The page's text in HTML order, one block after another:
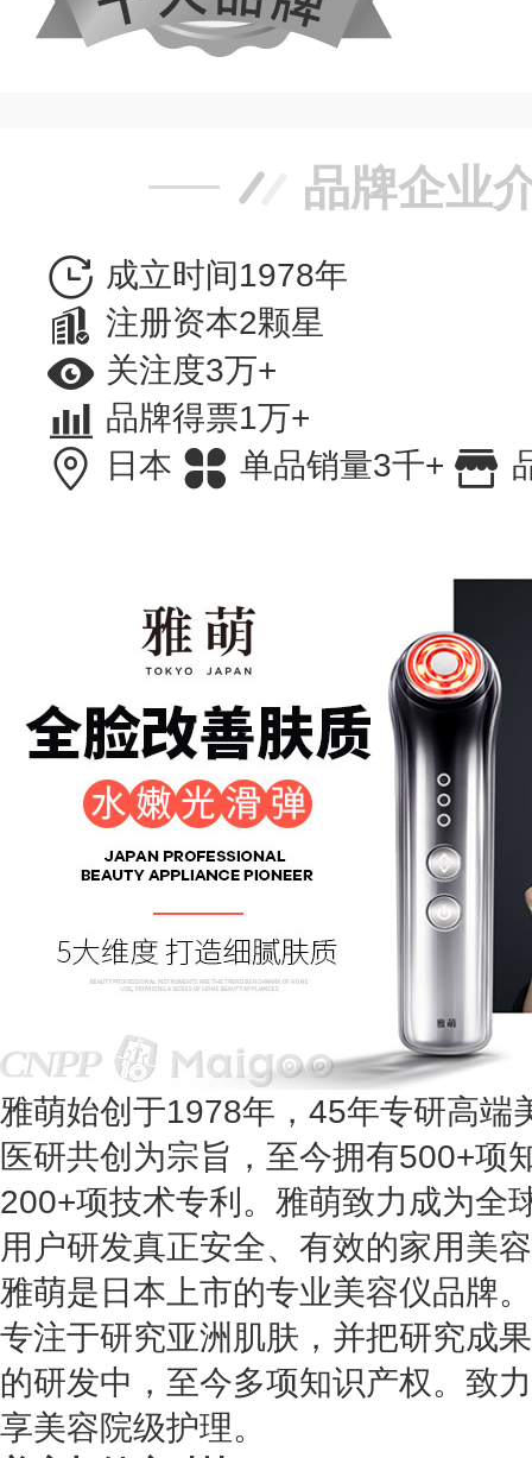
品牌企业
成立时间1978年
注册资本2颗星
关注度3万+
品牌得票1万+
日本
单品销量3千+
雅萌始创于1978年，45年专研高端
医研共创为宗旨，至今拥有500+项
200+项技术专利。雅萌致力成为全
用户研发真正安全、有效的家用美
雅萌是日本上市的专业美容仪品牌。
专注于研究亚洲肌肤，并把研究成
的研发中，至今多项知识产权。 致
享美容院级护理。